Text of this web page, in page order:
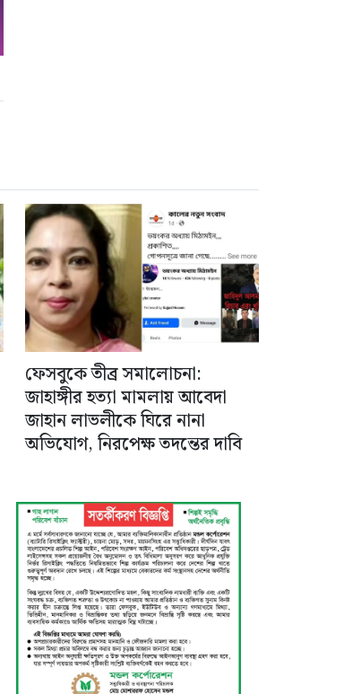
ফেসবুকে তীব্র সমালোচনা:
জাহাঙ্গীর হত্যা মামলায় আবেদা
জাহান লাভলীকে ঘিরে নানা
অভিযোগ, নিরপেক্ষ তদন্তের দাবি